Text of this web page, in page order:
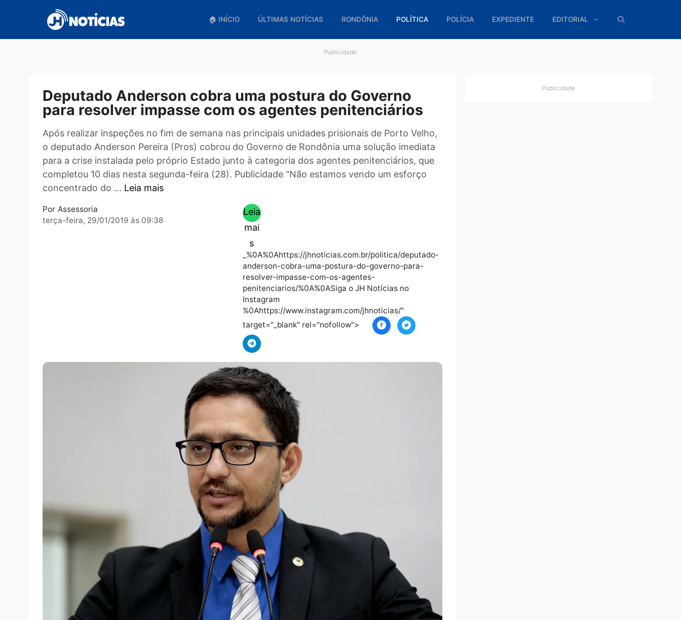
conteúdo
🏠 INÍCIO ÚLTIMAS NOTÍCIAS RONDÔNIA POLÍTICA POLÍCIA EXPEDIENTE EDITORIAL
Deputado Anderson cobra uma postura do Governo
para resolver impasse com os agentes penitenciários
Após realizar inspeções no fim de semana nas principais unidades prisionais de Porto Velho,
o deputado Anderson Pereira (Pros) cobrou do Governo de Rondônia uma solução imediata
para a crise instalada pelo próprio Estado junto à categoria dos agentes penitenciários, que
completou 10 dias nesta segunda-feira (28). Publicidade “Não estamos vendo um esforço
concentrado do ...
mai
s
_%0A%0Ahttps://jhnoticias.com.br/politica/deputado-
anderson-cobra-uma-postura-do-governo-para-
resolver-impasse-com-os-agentes-
penitenciarios/%0A%0ASiga o JH Notícias no
target="_blank" rel="nofollow">